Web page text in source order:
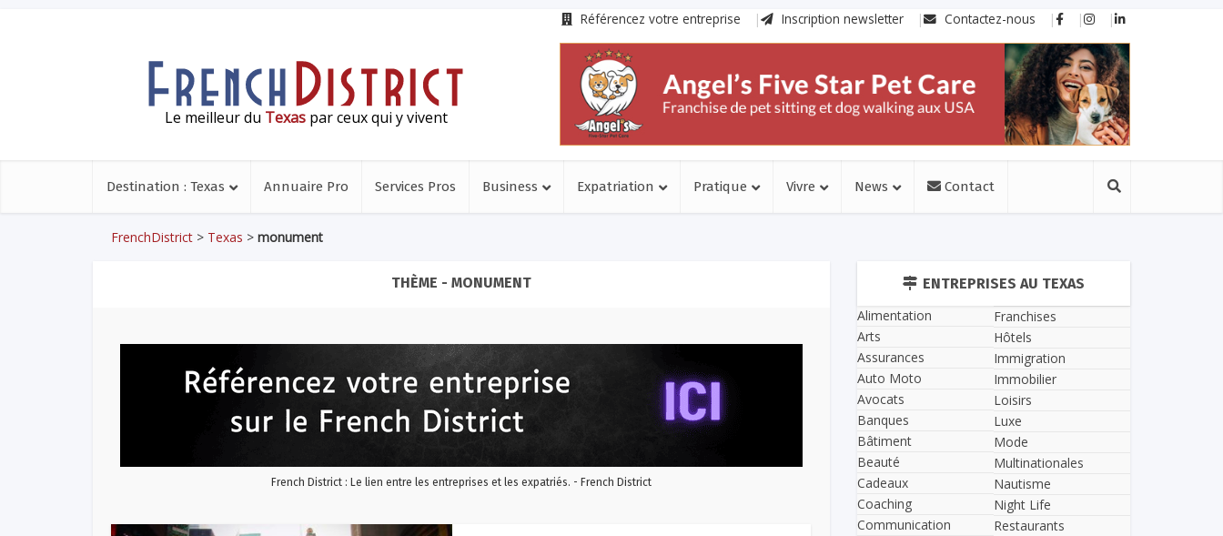
Référencez votre entreprise Inscription newsletter Contactez-nous
Le meilleur du Texaspar ceux qui y vivent
Destination : Texas Annuaire Pro Services Pros Business Expatriation Pratique Vivre News Contact
FrenchDistrict > Texas > monument
THÈME - MONUMENT
French District : Le lien entre les entreprises et les expatriés. - French District
ENTREPRISES AU TEXAS
Alimentation
Arts
Assurances
Auto Moto
Avocats
Banques
Bâtiment
Beauté
Cadeaux
Coaching
Communication
Franchises
Hôtels
Immigration
Immobilier
Loisirs
Luxe
Mode
Multinationales
Nautisme
Night Life
Restaurants